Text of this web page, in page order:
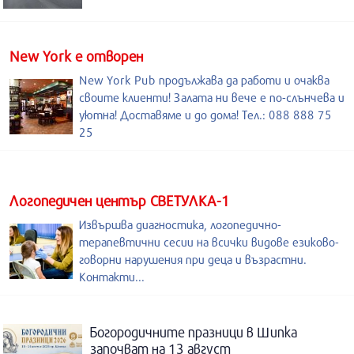
New York е отворен
New York Pub продължава да работи и очаква
своите клиенти! Залата ни вече е по-слънчева и
уютна! Доставяме и до дома! Тел.: 088 888 75
25
Логопедичен център СВЕТУЛКА-1
Извършва диагностика, логопедично-
терапевтични сесии на всички видове езиково-
говорни нарушения при деца и възрастни.
Контакти...
Богородичните празници в Шипка
започват на 13 август